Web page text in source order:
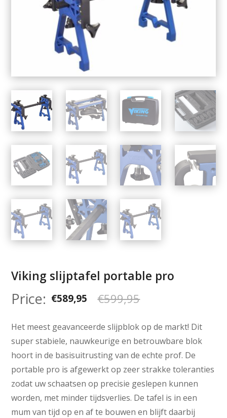
Viking slijptafel portable pro
€599,95
Oorspronkelijke
€599,95.
€589,95
Huidige
€589,95.
Het meest geavanceerde slijpblok op de markt! Dit
super stabiele, nauwkeurige en betrouwbare blok
hoort in de basisuitrusting van de echte prof. De
portable pro is afgewerkt op zeer strakke toleranties
zodat uw schaatsen op precisie geslepen kunnen
worden, met minder tijdsverlies. De tafel is in een
mum van tijd op en af te bouwen en blijft daarbij